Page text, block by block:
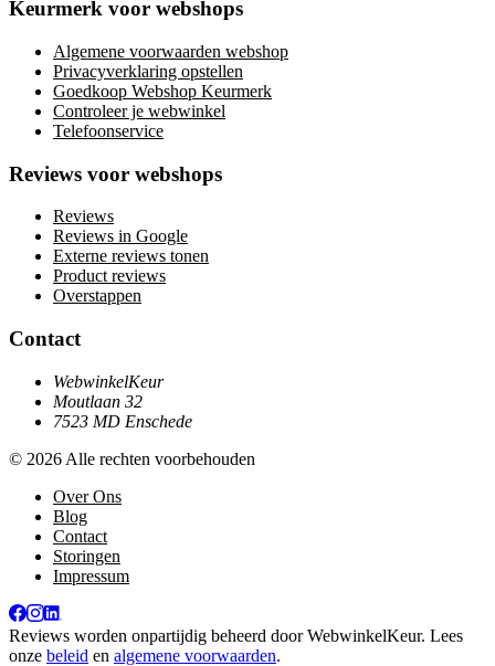
Keurmerk voor webshops
Algemene voorwaarden webshop
Privacyverklaring opstellen
Goedkoop Webshop Keurmerk
Controleer je webwinkel
Telefoonservice
Reviews voor webshops
Reviews
Reviews in Google
Externe reviews tonen
Product reviews
Overstappen
Contact
WebwinkelKeur
Moutlaan 32
7523 MD Enschede
© 2026 Alle rechten voorbehouden
Over Ons
Blog
Contact
Storingen
Impressum
Reviews worden onpartijdig beheerd doorWebwinkelKeur. Lees
onze beleid en algemene voorwaarden.